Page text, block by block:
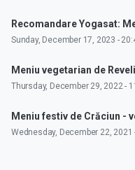
Recomandare Yogasat:
Sunday, December 17, 2023 -
Meniu vegetarian de
Thursday, December 29, 2022 -
Meniu festiv de Crăciun -
Wednesday, December 22, 2021